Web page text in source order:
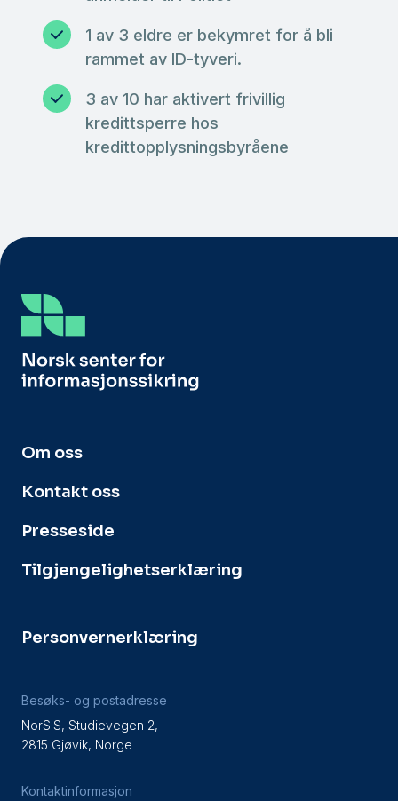
1 av 3 eldre er bekymret for å bli
rammet av ID-tyveri.
3 av 10 har aktivert frivillig
kredittsperre hos
kredittopplysningsbyråene
Om oss
Kontakt oss
Presseside
Tilgjengelighetserklæring
Personvernerklæring
Besøks- og postadresse
NorSIS, Studievegen 2,
2815 Gjøvik, Norge
Kontaktinformasjon